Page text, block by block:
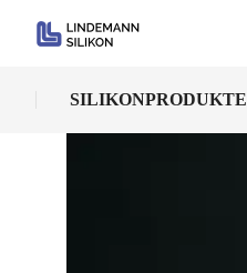
SILIKONPRODUKTE